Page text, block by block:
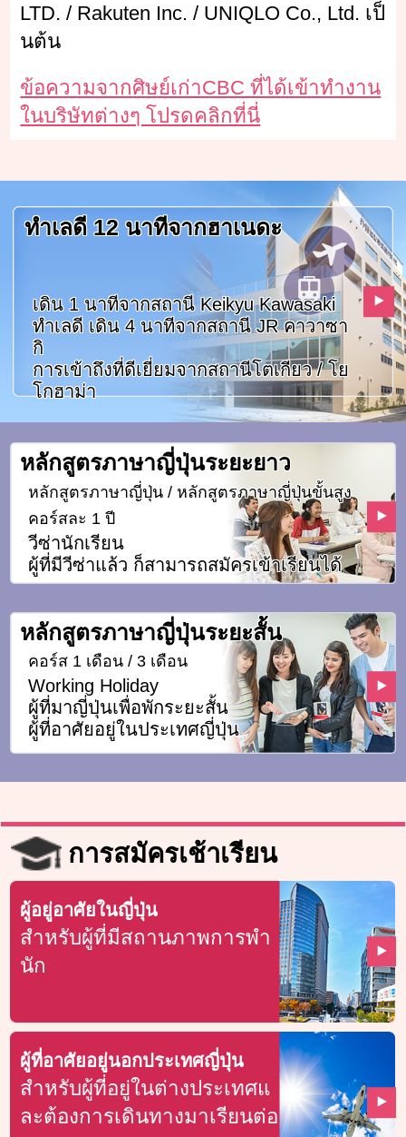
LTD. / Rakuten Inc. / UNIQLO Co., Ltd. เป็
นต้น
ข้อความจากศิษย์เก่าCBC ที่ได้เข้าทำงาน
ในบริษัทต่างๆ โปรดคลิกที่นี่
ทำเลดี 12 นาทีจากฮาเนดะ
เดิน 1 นาทีจากสถานี Keikyu Kawasaki
ทำเลดี เดิน 4 นาทีจากสถานี JR คาวาซา
กิ
การเข้าถึงที่ดีเยี่ยมจากสถานีโตเกียว / โย
โกฮาม่า
หลักสูตรภาษาญี่ปุ่นระยะยาว
หลักสูตรภาษาญี่ปุ่น / หลักสูตรภาษาญี่ปุ่นขั้นสูง
คอร์สละ 1 ปี
วีซ่านักเรียน
ผู้ที่มีวีซ่าแล้ว ก็สามารถสมัครเข้าเรียนได้
หลักสูตรภาษาญี่ปุ่นระยะสั้น
คอร์ส 1 เดือน / 3 เดือน
Working Holiday
ผู้ที่มาญี่ปุ่นเพื่อพักระยะสั้น
ผู้ที่อาศัยอยู่ในประเทศญี่ปุ่น
การสมัครเช้าเรียน
ผู้อยู่อาศัยในญี่ปุ่น
สำหรับผู้ที่มีสถานภาพการพำ
นัก
ผู้ที่อาศัยอยู่นอกประเทศญี่ปุ่น
สำหรับผู้ที่อยู่ในต่างประเทศแ
ละต้องการเดินทางมาเรียนต่อ